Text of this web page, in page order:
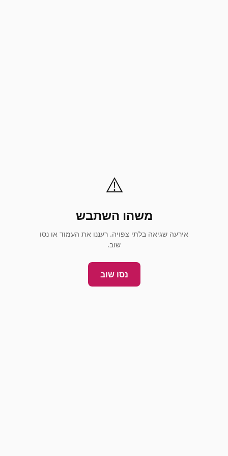
⚠️
משהו השתבש
אירעה שגיאה בלתי צפויה. רעננו את העמוד או נסו
שוב.
נסו שוב